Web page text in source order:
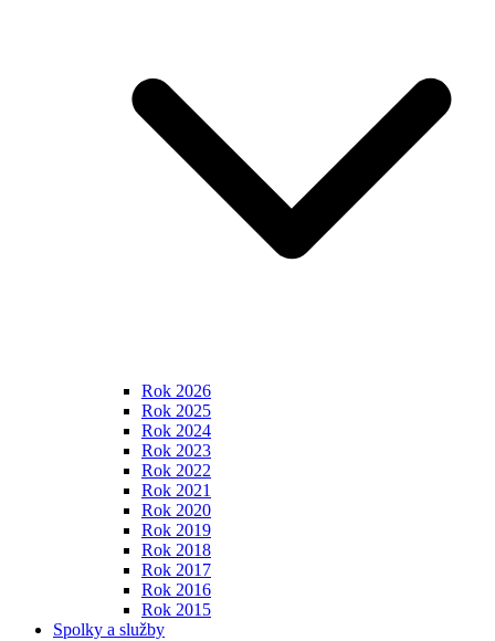
Rok 2026
Rok 2025
Rok 2024
Rok 2023
Rok 2022
Rok 2021
Rok 2020
Rok 2019
Rok 2018
Rok 2017
Rok 2016
Rok 2015
Spolky a služby